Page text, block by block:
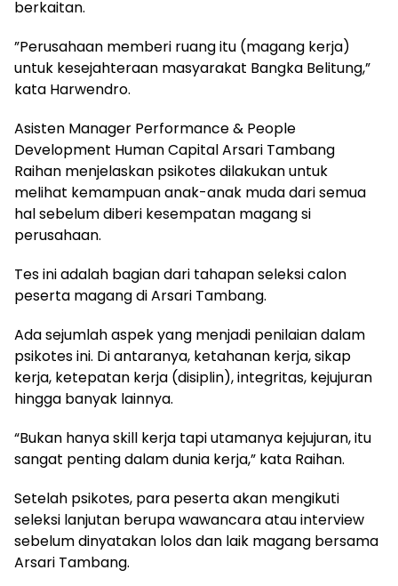
berkaitan.
‎”Perusahaan memberi ruang itu (magang kerja)
untuk kesejahteraan masyarakat Bangka Belitung,”
kata Harwendro.
‎Asisten Manager Performance & People
Development Human Capital Arsari Tambang
Raihan menjelaskan psikotes dilakukan untuk
melihat kemampuan anak-anak muda dari semua
hal sebelum diberi kesempatan magang si
perusahaan.
‎Tes ini adalah bagian dari tahapan seleksi calon
peserta magang di Arsari Tambang.
‎Ada sejumlah aspek yang menjadi penilaian dalam
psikotes ini. Di antaranya, ketahanan kerja, sikap
kerja, ketepatan kerja (disiplin), integritas, kejujuran
hingga banyak lainnya.
‎“Bukan hanya skill kerja tapi utamanya kejujuran, itu
sangat penting dalam dunia kerja,” kata Raihan.
‎Setelah psikotes, para peserta akan mengikuti
seleksi lanjutan berupa wawancara atau interview
sebelum dinyatakan lolos dan laik magang bersama
Arsari Tambang.